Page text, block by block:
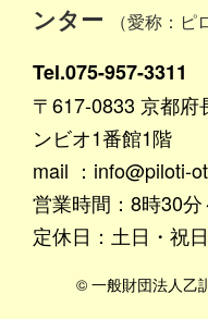
ンター
（愛称：ピ
Tel.075-957-3311
〒617-0833 京都
ンビオ1番館1階
mail ：info@piloti-
営業時間：8時30
定休日：土日・祝
© 一般財団法人乙